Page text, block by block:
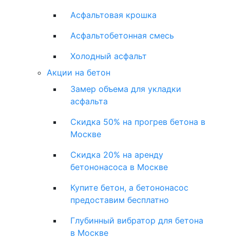
Асфальтовая крошка
Асфальтобетонная смесь
Холодный асфальт
Акции на бетон
Замер объема для укладки
асфальта
Скидка 50% на прогрев бетона в
Москве
Скидка 20% на аренду
бетононасоса в Москве
Купите бетон, а бетононасос
предоставим бесплатно
Глубинный вибратор для бетона
в Москве